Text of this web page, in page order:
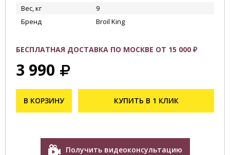
Вес, кг
9
Бренд
Broil King
БЕСПЛАТНАЯ ДОСТАВКА ПО МОСКВЕ ОТ 15 000 ₽
3 990
В КОРЗИНУ КУПИТЬ В 1 КЛИК
Получить видеоконсультацию